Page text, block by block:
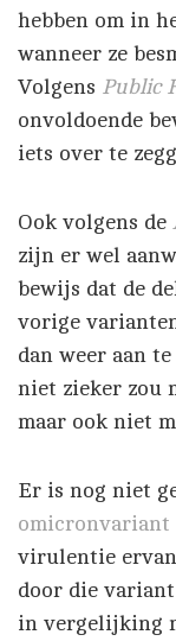
hebben om in
wanneer ze
Volgens Public
onvoldoende
iets over te
Ook volgens de
zijn er wel
bewijs dat de
vorige
dan weer aan
niet zieker zou
maar ook niet
Er is nog niet
omicronvariant
virulentie
door die
in vergelijking